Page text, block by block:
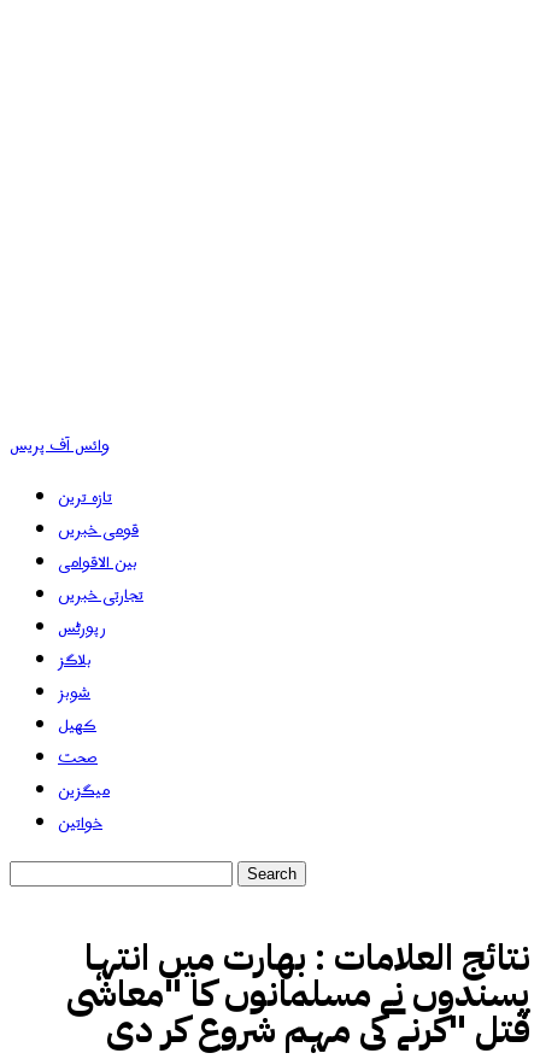
وائس آف پریس
تازہ ترین
قومی خبریں
بین الاقوامی
تجارتی خبریں
رپورٹس
بلاگز
شوبز
کھیل
صحت
میگزین
خواتین
نتائج العلامات : بھارت میں انتہا
پسندوں نے مسلمانوں کا "معاشی
قتل "کرنے کی مہم شروع کر دی